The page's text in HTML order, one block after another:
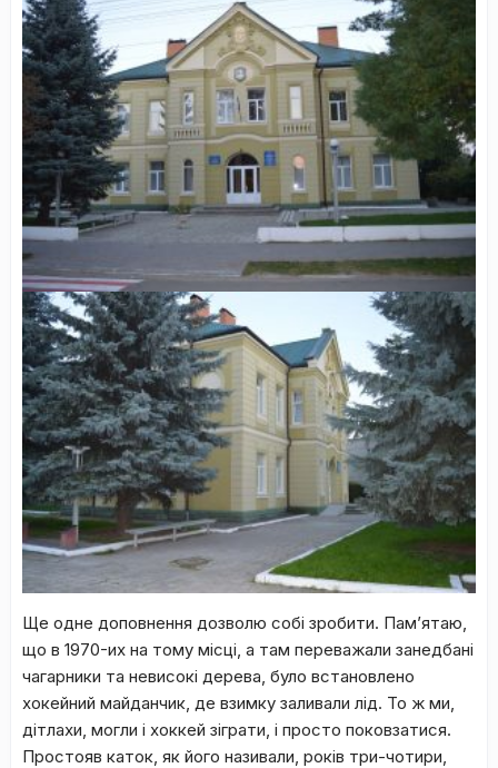
Будинок культури колишній дім Товариства «Сокіл»
Будинок культури колишній дім Товариства «Сокіл»
Ще одне доповнення дозволю собі зробити. Пам’ятаю,
що в 1970-их на тому місці, а там переважали занедбані
чагарники та невисокі дерева, було встановлено
хокейний майданчик, де взимку заливали лід. То ж ми,
дітлахи, могли і хоккей зіграти, і просто поковзатися.
Простояв каток, як його називали, років три-чотири,